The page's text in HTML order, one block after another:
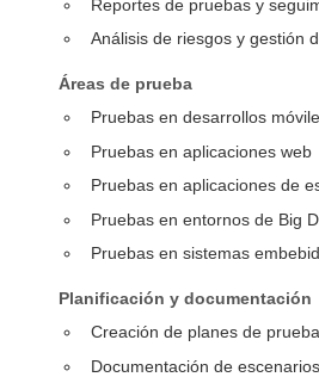
Reportes de pruebas y
Análisis de riesgos y gestión
Áreas de prueba
Pruebas en desarrollos
Pruebas en aplicaciones web
Pruebas en aplicaciones de
Pruebas en entornos de Big
Pruebas en sistemas
Planificación y documentación
Creación de planes de prueba
Documentación de